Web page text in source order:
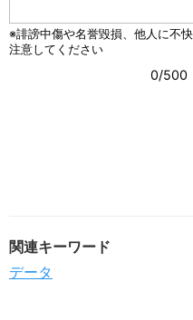
関連キーワード
データ